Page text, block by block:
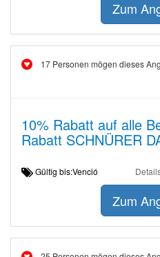
Zum
17 Personen mögen dieses
10% Rabatt auf alle
Rabatt SCHNÜRER
Gültig bis:Venció
Zum